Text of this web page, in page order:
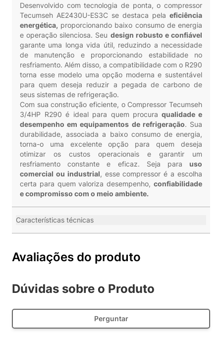
Desenvolvido com tecnologia de ponta, o compressor
Tecumseh AE2430U-ES3C se destaca pela eficiência
energética, proporcionando baixo consumo de energia
e operação silenciosa. Seu design robusto e confiável
garante uma longa vida útil, reduzindo a necessidade
de manutenção e proporcionando estabilidade no
resfriamento. Além disso, a compatibilidade com o R290
torna esse modelo uma opção moderna e sustentável
para quem deseja reduzir a pegada de carbono de
seus sistemas de refrigeração.
Com sua construção eficiente, o Compressor Tecumseh
3/4HP R290 é ideal para quem procura qualidade e
desempenho em equipamentos de refrigeração. Sua
durabilidade, associada a baixo consumo de energia,
torna-o uma excelente opção para quem deseja
otimizar os custos operacionais e garantir um
resfriamento constante e eficaz. Seja para uso
comercial ou industrial, esse compressor é a escolha
certa para quem valoriza desempenho, confiabilidade
e compromisso com o meio ambiente.
Características técnicas
Avaliações do produto
Dúvidas sobre o Produto
Perguntar